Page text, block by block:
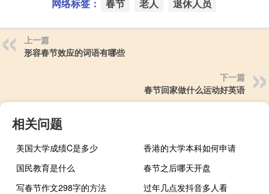
网络标签： 春节 老人 退休人员
上一篇
形容春节效应的词语有哪些
下一篇
春节回家做什么运动好英语
相关问题
美国大学成绩C是多少
香港的大学本科如何申请
国民教育是什么
春节之后哪天开盘
写春节作文298字的方法
过年几点发抖音多人看